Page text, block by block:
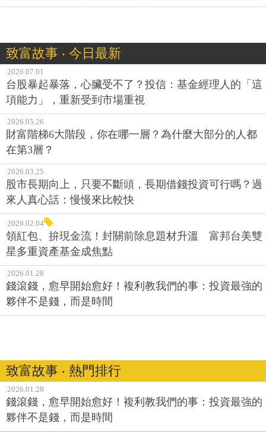
致富故事 ‧ 今日最新
2026.07.01
台股暴起暴落，心臟受不了？投信：基金經理人的「這
項能力」，重新受到市場重視
2026.05.26
財富階梯6大階段，你在哪一層？為什麼大部分的人都
在第3層？
2026.03.25
股市長期向上，只要不斷頭，長期借錢投資可行嗎？過
來人真心話：慢慢來比較快
2026.02.04
領紅包、拚現金流！封關前除息題材升溫 富邦台美雙
星多重資產基金成焦點
2026.01.28
錢滾錢，愈早開始愈好！複利教我們的事：投資最強的
夥伴不是錢，而是時間
致富故事 ‧ 熱門排行
2026.01.28
錢滾錢，愈早開始愈好！複利教我們的事：投資最強的
夥伴不是錢，而是時間